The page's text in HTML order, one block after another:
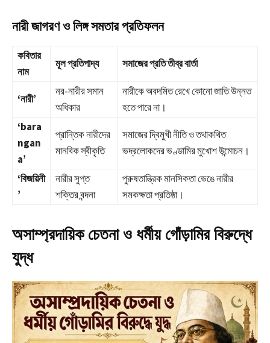
নারী জাগরণ ও লিঙ্গ সমতার প্রতিফলন
কবিতার
নাম
মূল প্রতিপাদ্য সমাজের প্রতি তীব্র বার্তা
‘নারী’
নর-নারীর সমান
অধিকার
নারীকে অবদমিত রেখে কোনো জাতি উন্নত
হতে পারে না।
‘bara
ngan
a’
প্রান্তিক নারীদের
মানবিক স্বীকৃতি
সমাজের দ্বিমুখী নীতি ও তথাকথিত
ভদ্রলোকদের ভণ্ডামির মুখোশ উন্মোচন।
‘বিজয়িনী
’
নারীর সুপ্ত
শক্তির বন্দনা
পুরুষতান্ত্রিক মানসিকতা ভেঙে নারীর
সমকক্ষতা প্রতিষ্ঠা।
অসাম্প্রদায়িক চেতনা ও ধর্মীয় গোঁড়ামির বিরুদ্ধে
যুদ্ধ